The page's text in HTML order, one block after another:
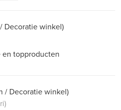
Decoratie winkel)
topproducten
/ Decoratie winkel)